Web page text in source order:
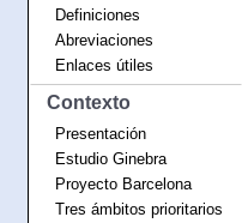
Definiciones
Abreviaciones
Enlaces útiles
Contexto
Presentación
Estudio Ginebra
Proyecto Barcelona
Tres ámbitos prioritarios